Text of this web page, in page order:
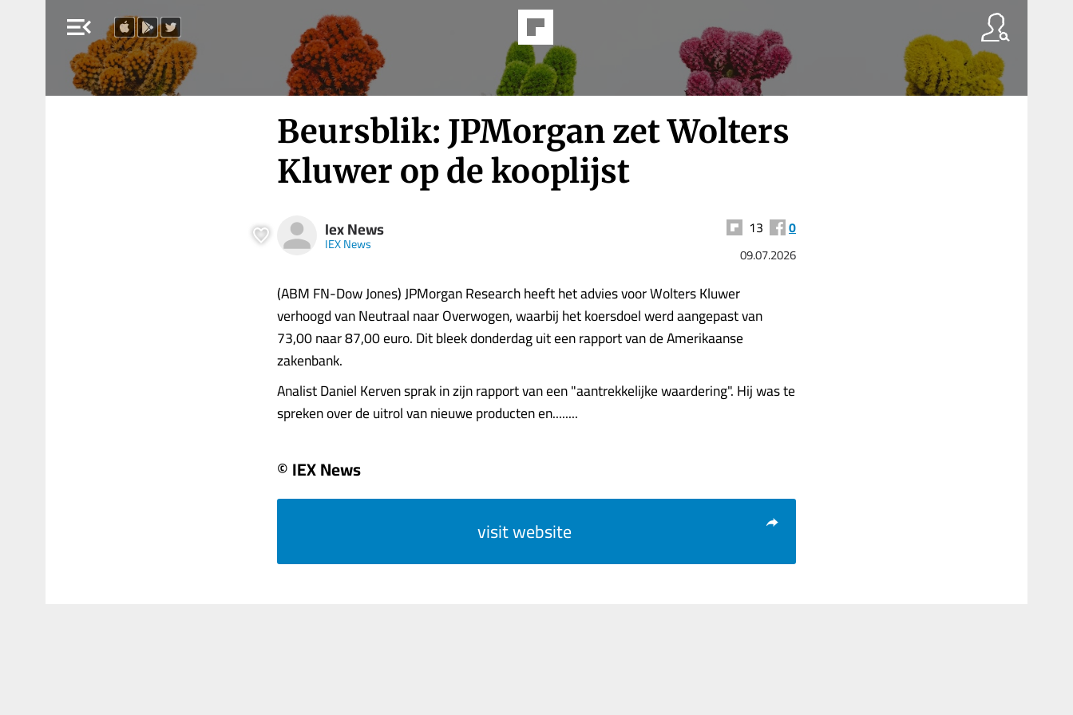
menu_open
Beursblik: JPMorgan zet Wolters
Kluwer op de kooplijst
Iex News
IEX News
13 0
09.07.2026
(ABM FN-Dow Jones) JPMorgan Research heeft het advies voor Wolters Kluwer
verhoogd van Neutraal naar Overwogen, waarbij het koersdoel werd aangepast van
73,00 naar 87,00 euro. Dit bleek donderdag uit een rapport van de Amerikaanse
zakenbank.
Analist Daniel Kerven sprak in zijn rapport van een "aantrekkelijke waardering". Hij was te
spreken over de uitrol van nieuwe producten en........
© IEX News
visit website